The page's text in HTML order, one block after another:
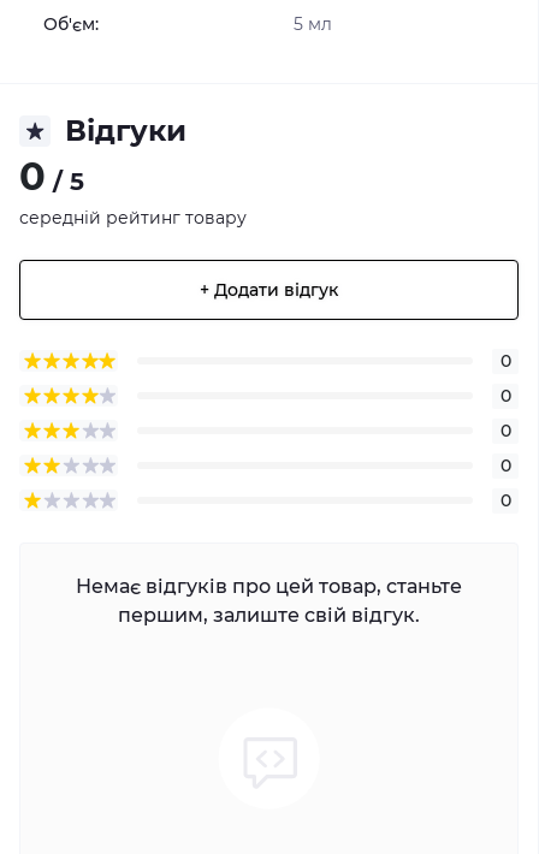
Об'єм: 5 мл
Відгуки
0 / 5
середній рейтинг товару
+ Додати відгук
0
0
0
0
0
Немає відгуків про цей товар, станьте
першим, залиште свій відгук.